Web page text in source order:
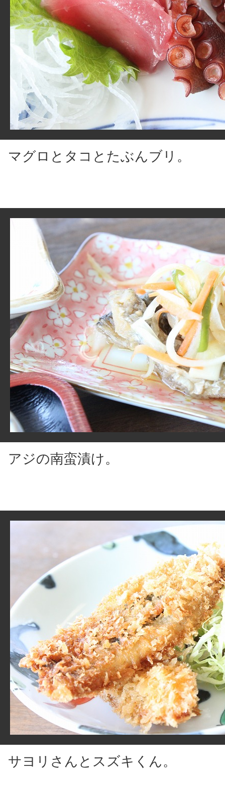
マグロとタコとたぶんブリ。
アジの南蛮漬け。
サヨリさんとスズキくん。